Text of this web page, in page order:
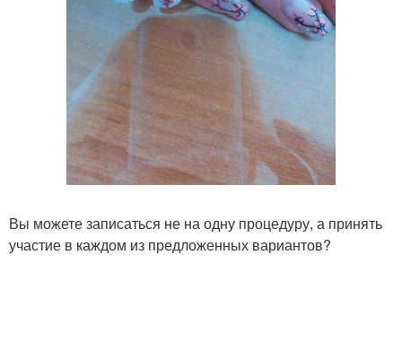
Вы можете записаться не на одну процедуру, а принять
участие в каждом из предложенных вариантов?